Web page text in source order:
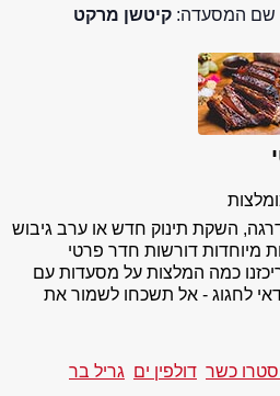
שם המסעדה: קיטשן מרקט
השקת תינוק חדש או ערב גיבוש
מיוחדות דורשות חדר פרטי
כמה המלצות על מסעדות עם
לחגוג - אל תשכחו לשמור את
דולפין ים גריל בר